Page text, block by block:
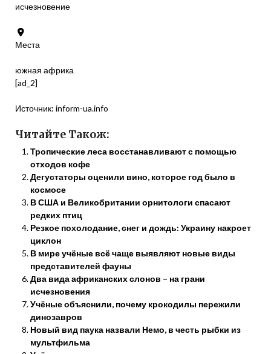
исчезновение
Места
южная африка
[ad_2]
Источник: inform-ua.info
Читайте Також:
Тропические леса восстанавливают с помощью
отходов кофе
Дегустаторы оценили вино, которое год было в
космосе
В США и Великобритании орнитологи спасают
редких птиц
Резкое похолодание, снег и дождь: Украину накроет
циклон
В мире учёные всё чаще выявляют новые виды
представителей фауны
Два вида африканских слонов – на грани
исчезновения
Учёные объяснили, почему крокодилы пережили
динозавров
Новый вид паука назвали Немо, в честь рыбки из
мультфильма